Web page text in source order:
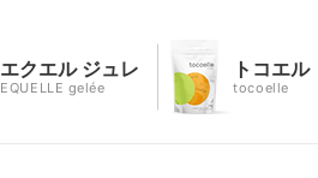
エクエル ジュレ
EQUELLE gelée
トコエル
tocoelle